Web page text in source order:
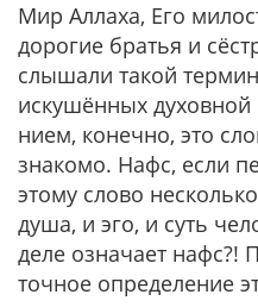
Мир Аллаха, Его
дорогие братья и
слышали такой
искушённых духовной
нием, конечно, это
знакомо. Нафс, если
этому слово
душа, и эго, и суть
деле означает нафс?!
точное определение